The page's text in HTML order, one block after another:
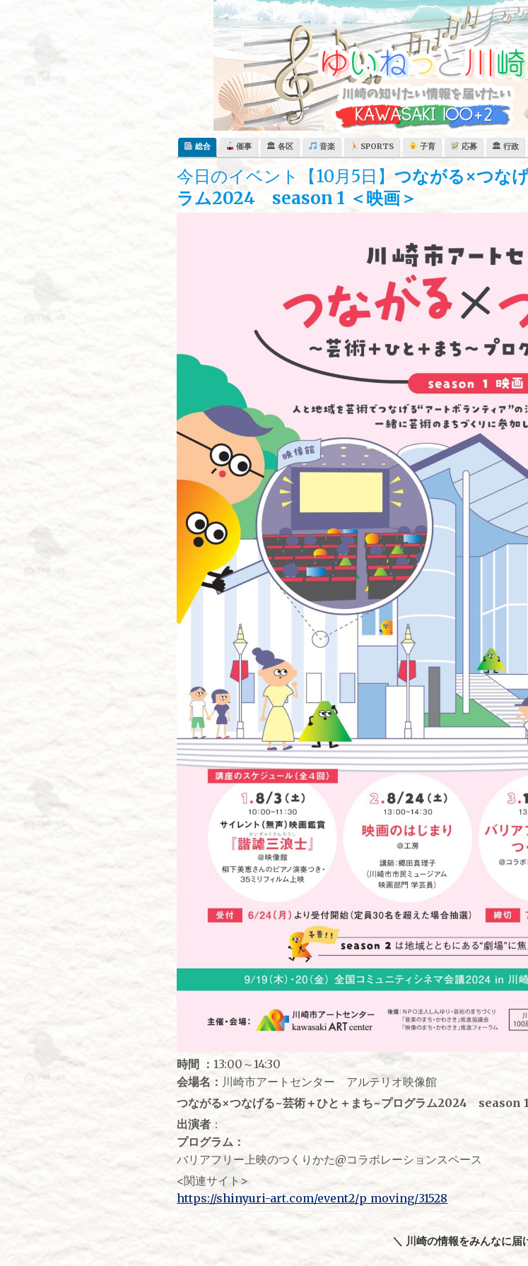
総合 催事 🏛 各区 音楽 SPORTS 子育 応募 🏛 行政
今日のイベント【10月5日】つながる×つな
ラム2024 season 1 ＜映画＞
時間 ：13:00～14:30
会場名： 川崎市アートセンター アルテリオ映像館
つながる×つなげる~芸術＋ひと＋まち~プログラム2024 season 1
出演者 ：
プログラム：
バリアフリー上映のつくりかた@コラボレーションスペース
<関連サイト>
https://shinyuri-art.com/event2/p_moving/31528
＼ 川崎の情報をみんなに届